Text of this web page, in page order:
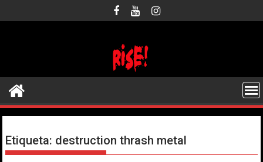
al
Etiqueta: destruction thrash metal